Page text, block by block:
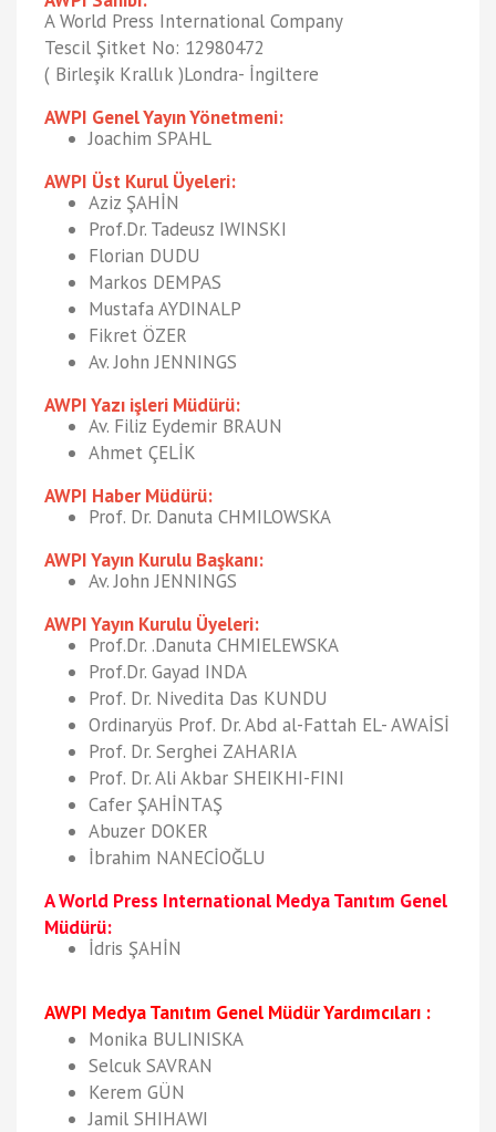
A World Press International Company
Tescil Şitket No: 12980472
( Birleşik Krallık )Londra- İngiltere
AWPI Genel Yayın Yönetmeni:
Joachim SPAHL
AWPI Üst Kurul Üyeleri:
Aziz ŞAHİN
Prof.Dr. Tadeusz IWINSKI
Florian DUDU
Markos DEMPAS
Mustafa AYDINALP
Fikret ÖZER
Av. John JENNINGS
AWPI Yazı işleri Müdürü:
Av. Filiz Eydemir BRAUN
Ahmet ÇELİK
AWPI Haber Müdürü:
Prof. Dr. Danuta CHMILOWSKA
AWPI Yayın Kurulu Başkanı:
Av. John JENNINGS
AWPI Yayın Kurulu Üyeleri:
Prof.Dr. .Danuta CHMIELEWSKA
Prof.Dr. Gayad INDA
Prof. Dr. Nivedita Das KUNDU
Ordinaryüs Prof. Dr. Abd al-Fattah EL- AWAİSİ
Prof. Dr. Serghei ZAHARIA
Prof. Dr. Ali Akbar SHEIKHI-FINI
Cafer ŞAHİNTAŞ
Abuzer DOKER
İbrahim NANECİOĞLU
A World Press International Medya Tanıtım Genel
Müdürü:
İdris ŞAHİN
AWPI Medya Tanıtım Genel Müdür Yardımcıları :
Monika BULINISKA
Selcuk SAVRAN
Kerem GÜN
Jamil SHIHAWI